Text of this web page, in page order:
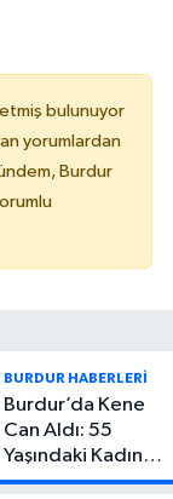
bulunuyor
yorumlardan
Burdur
BURDUR HABERLERİ
Burdur’da Kene
Can Aldı: 55
Yaşındaki Kadın
Hayatını Kaybetti